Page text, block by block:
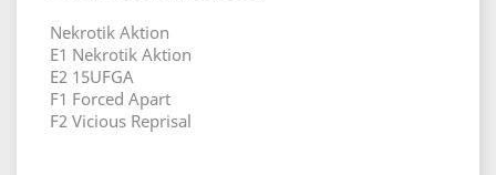
Nekrotik Aktion
E1 Nekrotik Aktion
E2 15UFGA
F1 Forced Apart
F2 Vicious Reprisal